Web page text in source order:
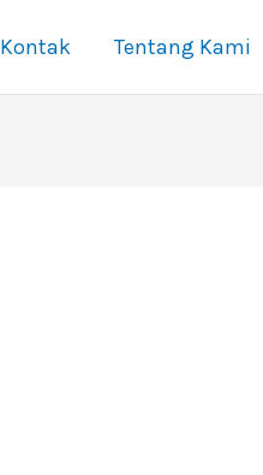
Kontak Tentang Kami